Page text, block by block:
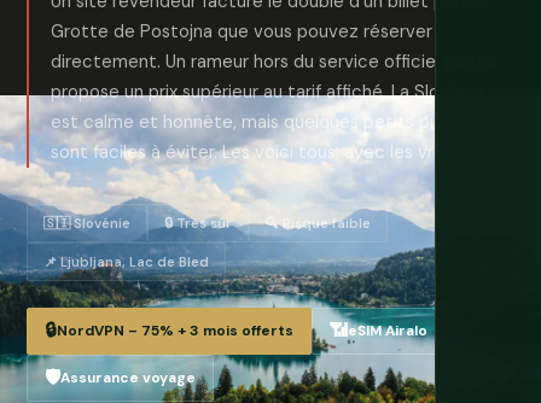
Grotte de Postojna que vous pouvez réserver
directement. Un rameur hors du service officiel pletna
propose un prix supérieur au tarif affiché. La Slovénie
est calme et honnête, mais quelques petits pièges
sont faciles à éviter. Les voici tous, avec les vrais prix.
🇸🇮 Slovénie 🔒 Très sûr 🔍 Risque faible
📌 Ljubljana, Lac de Bled
🔒NordVPN – 75% + 3 mois offerts 📶eSIM Airalo
🛡️Assurance voyage